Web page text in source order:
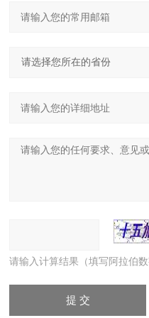
请输入计算结果（填写阿拉伯